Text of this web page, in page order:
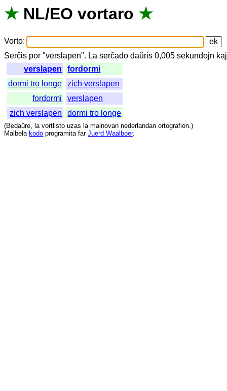
★ NL/EO vortaro ★
Vorto:
Serĉis por "verslapen". La serĉado daŭris 0,005sekundojn kaj
verslapen
fordormi
dormi tro longe
zich verslapen
fordormi
verslapen
zich verslapen
dormi tro longe
(Bedaŭre, la vortlisto uzas la malnovan nederlandan ortografion.)
Malbela kodo programita far Juerd Waalboer.